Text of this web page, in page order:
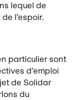
lequel de
l’espoir.
particulier sont
d’emploi
de Solidar
du